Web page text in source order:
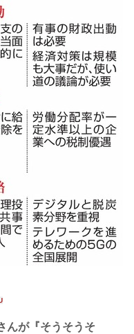
んが『そうそうそ